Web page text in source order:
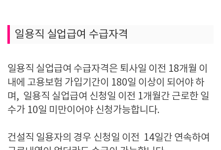
일용직 실업급여 수급자격
일용직 실업급여 수급자격은 퇴사일 이전 18개월 이
내에 고용보험 가입기간이 180일 이상이 되어야 하
며, 일용직 실업급여 신청일 이전 1개월간 근로한 일
수가 10일 미만이어야 신청가능합니다.
건설직 일용자의 경우 신청일 이전 14일간 연속하여